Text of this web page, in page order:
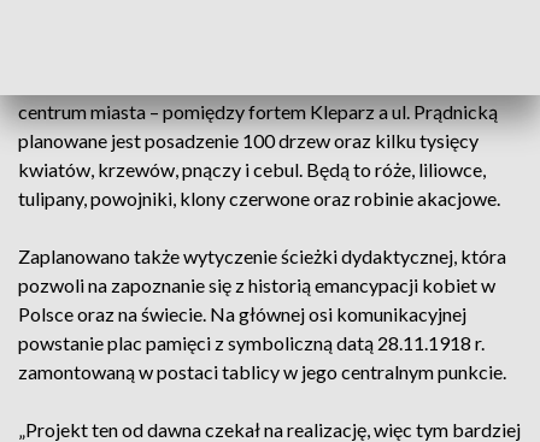
centrum miasta – pomiędzy fortem Kleparz a ul. Prądnicką
planowane jest posadzenie 100 drzew oraz kilku tysięcy
kwiatów, krzewów, pnączy i cebul. Będą to róże, liliowce,
tulipany, powojniki, klony czerwone oraz robinie akacjowe.
Zaplanowano także wytyczenie ścieżki dydaktycznej, która
pozwoli na zapoznanie się z historią emancypacji kobiet w
Polsce oraz na świecie. Na głównej osi komunikacyjnej
powstanie plac pamięci z symboliczną datą 28.11.1918 r.
zamontowaną w postaci tablicy w jego centralnym punkcie.
„Projekt ten od dawna czekał na realizację, więc tym bardziej